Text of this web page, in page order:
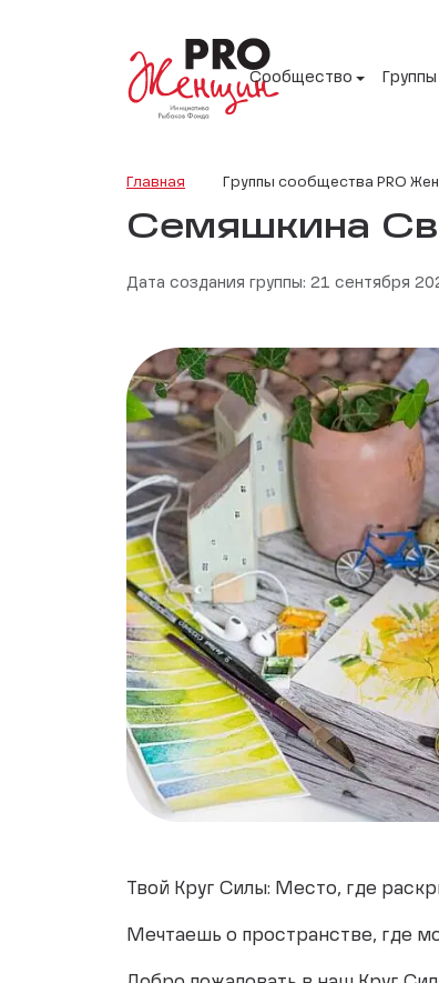
Сообщество Группы
Главная Группы сообщества PRO
Семяшкина
Дата создания группы: 21 сентября
Твой Круг Силы: Место, где
Мечтаешь о пространстве, где